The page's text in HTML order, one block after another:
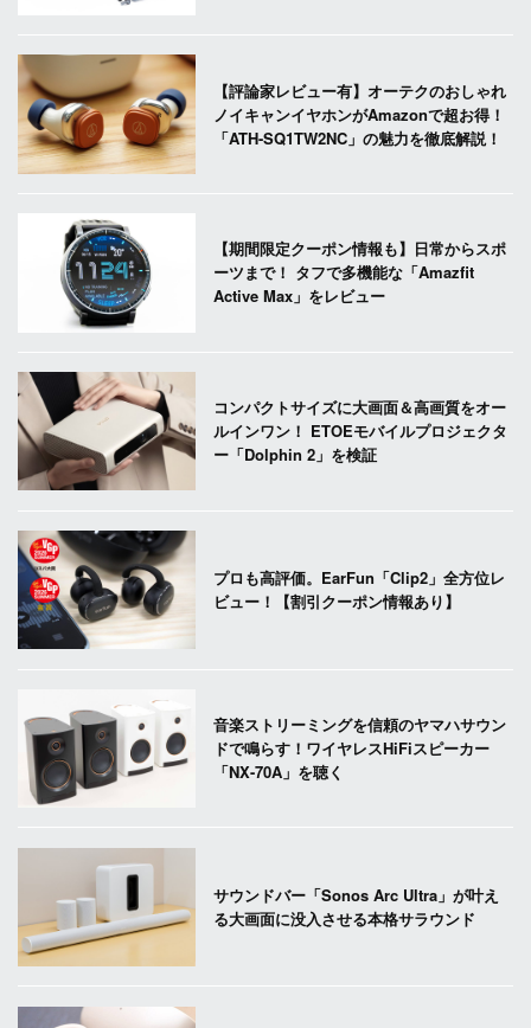
【評論家レビュー有】オーテクのおしゃれ
ノイキャンイヤホンがAmazonで超お得！
「ATH-SQ1TW2NC」の魅力を徹底解説！
【期間限定クーポン情報も】日常からスポ
ーツまで！ タフで多機能な「Amazfit
Active Max」をレビュー
コンパクトサイズに大画面＆高画質をオー
ルインワン！ ETOEモバイルプロジェクタ
ー「Dolphin 2」を検証
プロも高評価。EarFun「Clip2」全方位レ
ビュー！【割引クーポン情報あり】
音楽ストリーミングを信頼のヤマハサウン
ドで鳴らす！ワイヤレスHiFiスピーカー
「NX-70A」を聴く
サウンドバー「Sonos Arc Ultra」が叶え
る大画面に没入させる本格サラウンド